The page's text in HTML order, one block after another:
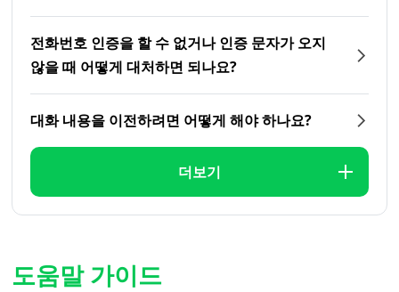
전화번호 인증을 할 수 없거나 인증 문자가 오지
않을 때 어떻게 대처하면 되나요?
대화 내용을 이전하려면 어떻게 해야 하나요?
더보기
도움말 가이드